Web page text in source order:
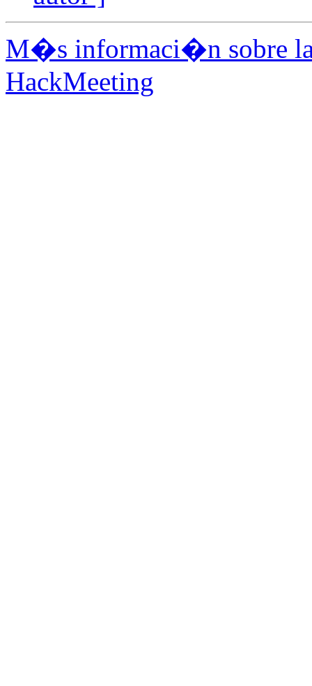
M�s informaci�n sobre
HackMeeting